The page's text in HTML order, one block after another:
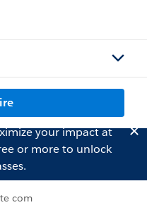
your impact at
or more to unlock
com